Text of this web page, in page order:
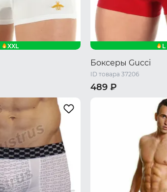
XXL L
Боксеры Gucci
ID товара 37206
489 ₽